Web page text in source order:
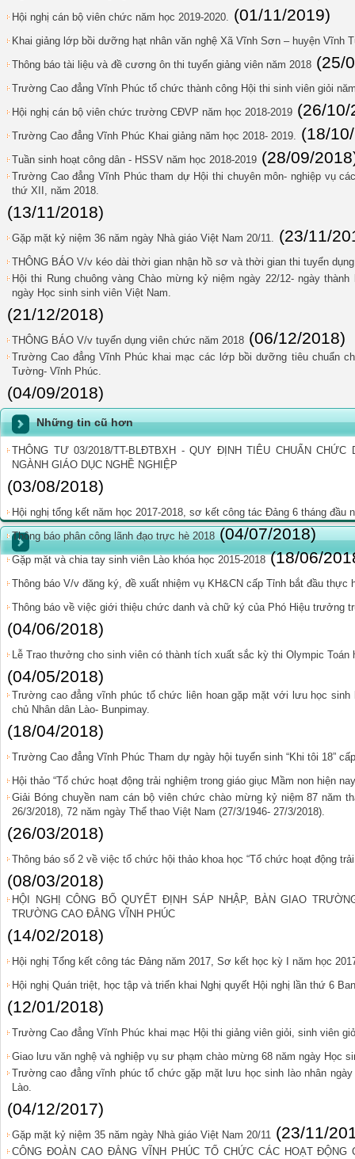
Hội nghị cán bộ viên chức năm học 2019-2020. (01/11/2019)
Khai giảng lớp bồi dưỡng hạt nhân văn nghệ Xã Vĩnh Sơn – huyện Vĩnh
Thông báo tài liệu và đề cương ôn thi tuyển giảng viên năm 2018 (25/
Trường Cao đẳng Vĩnh Phúc tổ chức thành công Hội thi sinh viên giỏi
Hội nghị cán bộ viên chức trường CĐVP năm học 2018-2019 (26/10/
Trường Cao đẳng Vĩnh Phúc Khai giảng năm học 2018- 2019. (18/
Tuần sinh hoạt công dân - HSSV năm học 2018-2019 (28/09/
Trường Cao đẳng Vĩnh Phúc tham dự Hội thi chuyên môn- nghiệp vụ
thứ XII, năm 2018.
(13/11/2018)
Gặp mặt kỷ niệm 36 năm ngày Nhà giáo Việt Nam 20/11. (23/11/
THÔNG BÁO V/v kéo dài thời gian nhận hồ sơ và thời gian thi tuyển
Hội thi Rung chuông vàng Chào mừng kỷ niệm ngày 22/12- ngày
ngày Học sinh sinh viên Việt Nam.
(21/12/2018)
THÔNG BÁO V/v tuyển dụng viên chức năm 2018 (06/12/2018)
Trường Cao đẳng Vĩnh Phúc khai mạc các lớp bồi dưỡng tiêu chuẩn
Tường- Vĩnh Phúc.
(04/09/2018)
Những tin cũ hơn
THÔNG TƯ 03/2018/TT-BLĐTBXH - QUY ĐỊNH TIÊU CHUẨN CHỨC
NGÀNH GIÁO DỤC NGHỀ NGHIỆP
(03/08/2018)
Hội nghị tổng kết năm học 2017-2018, sơ kết công tác Đảng 6 tháng đầu
Thông báo phân công lãnh đạo trực hè 2018 (04/07/2018)
Gặp mặt và chia tay sinh viên Lào khóa học 2015-2018 (18/06/
Thông báo V/v đăng ký, đề xuất nhiệm vụ KH&CN cấp Tỉnh bắt đầu thực
Thông báo về việc giới thiệu chức danh và chữ ký của Phó Hiệu trưởng
(04/06/2018)
Lễ Trao thưởng cho sinh viên có thành tích xuất sắc kỳ thi Olympic Toán
(04/05/2018)
Trường cao đẳng vĩnh phúc tổ chức liên hoan gặp mặt với lưu học
chủ Nhân dân Lào- Bunpimay.
(18/04/2018)
Trường Cao đẳng Vĩnh Phúc Tham dự ngày hội tuyển sinh “Khi tôi 18”
Hội thảo “Tổ chức hoạt động trải nghiệm trong giáo giục Mầm non hiện
Giải Bóng chuyền nam cán bộ viên chức chào mừng kỷ niệm 87 năm
26/3/2018), 72 năm ngày Thể thao Việt Nam (27/3/1946- 27/3/2018).
(26/03/2018)
Thông báo số 2 về việc tổ chức hội thảo khoa học “Tổ chức hoạt động
(08/03/2018)
HỘI NGHỊ CÔNG BỐ QUYẾT ĐỊNH SÁP NHẬP, BÀN GIAO
TRƯỜNG CAO ĐẲNG VĨNH PHÚC
(14/02/2018)
Hội nghị Tổng kết công tác Đảng năm 2017, Sơ kết học kỳ I năm học
Hội nghị Quán triệt, học tập và triển khai Nghị quyết Hội nghị lần thứ 6
(12/01/2018)
Trường Cao đẳng Vĩnh Phúc khai mạc Hội thi giảng viên giỏi, sinh viên
Giao lưu văn nghệ và nghiệp vụ sư phạm chào mừng 68 năm ngày Học
Trường cao đẳng vĩnh phúc tổ chức gặp mặt lưu học sinh lào nhân
Lào.
(04/12/2017)
Gặp mặt kỷ niệm 35 năm ngày Nhà giáo Việt Nam 20/11 (23/11/
CÔNG ĐOÀN CAO ĐẲNG VĨNH PHÚC TỔ CHỨC CÁC HOẠT